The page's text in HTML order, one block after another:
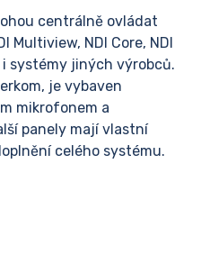
centrálně ovládat
Multiview, NDI Core, NDI
i systémy jiných výrobců.
je vybaven
mikrofonem a
panely mají vlastní
celého systému.